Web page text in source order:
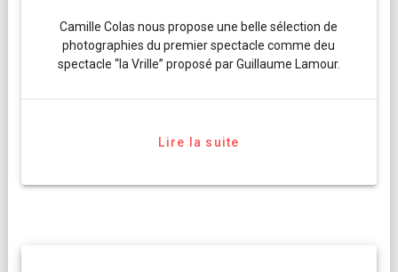
Camille Colas nous propose une belle sélection de
photographies du premier spectacle comme deu
spectacle “la Vrille” proposé par Guillaume Lamour.
Lire la suite